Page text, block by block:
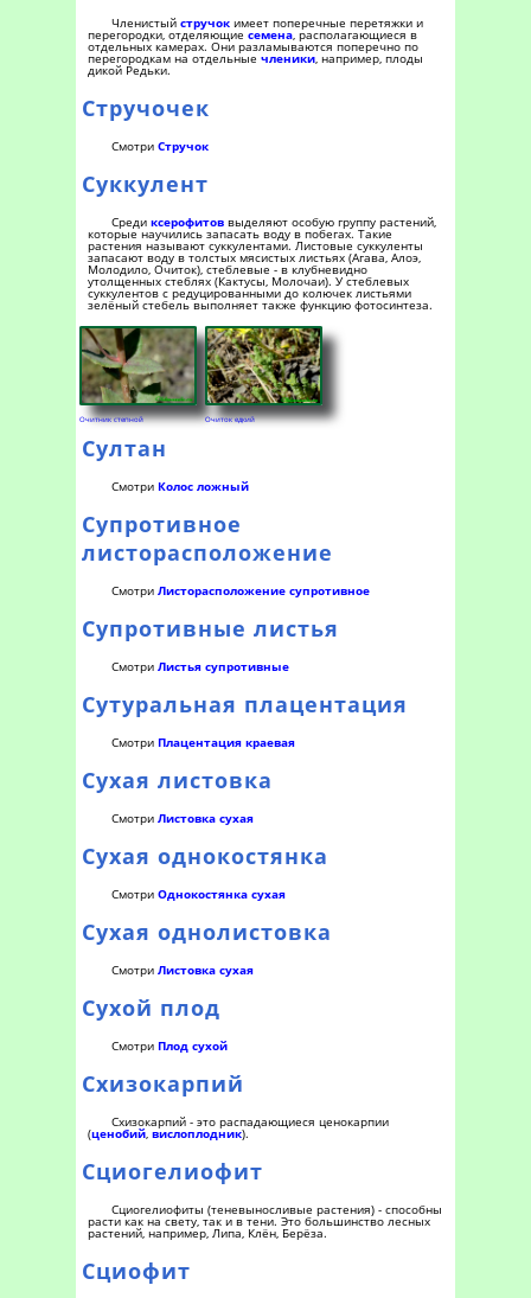
Членистый стручок имеет поперечные перетяжки и
перегородки, отделяющие семена, располагающиеся в
отдельных камерах. Они разламываются поперечно по
перегородкам на отдельные членики, например, плоды
дикой Редьки.
Стручочек
Смотри Стручок
Суккулент
Среди ксерофитов выделяют особую группу растений,
которые научились запасать воду в побегах. Такие
растения называют суккулентами. Листовые суккуленты
запасают воду в толстых мясистых листьях (Агава, Алоэ,
Молодило, Очиток), стеблевые - в клубневидно
утолщенных стеблях (Кактусы, Молочаи). У стеблевых
суккулентов с редуцированными до колючек листьями
зелёный стебель выполняет также функцию фотосинтеза.
Очитник степной Очиток едкий
Султан
Смотри Колос ложный
Супротивное
листорасположение
Смотри Листорасположение супротивное
Супротивные листья
Смотри Листья супротивные
Сутуральная плацентация
Смотри Плацентация краевая
Сухая листовка
Смотри Листовка сухая
Сухая однокостянка
Смотри Однокостянка сухая
Сухая однолистовка
Смотри Листовка сухая
Сухой плод
Смотри Плод сухой
Схизокарпий
Схизокарпий - это распадающиеся ценокарпии
(ценобий, вислоплодник).
Сциогелиофит
Сциогелиофиты (теневыносливые растения) - способны
расти как на свету, так и в тени. Это большинство лесных
растений, например, Липа, Клён, Берёза.
Сциофит